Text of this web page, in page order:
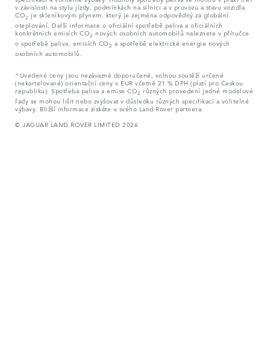
v závislosti na stylu jízdy, podmínkách na silnici a v provozu a stavu vozidla.
CO2 je skleníkovým plynem, který je zejména odpovědný za globální
oteplování. Další informace o oficiální spotřebě paliva a oficiálních
konkrétních emisích CO2 nových osobních automobilů naleznete v příručce
o spotřebě paliva, emisích CO2 a spotřebě elektrické energie nových
osobních automobilů.
^Uvedené ceny jsou nezávazné doporučené, volnou soutěží určené
(nekartelované) orientační ceny v EUR včetně 21 % DPH (platí pro Českou
republiku). Spotřeba paliva a emise CO2 různých provedení jedné modelové
řady se mohou lišit nebo zvyšovat v důsledku různých specifikací a volitelné
výbavy. Bližší informace získáte u svého Land Rover partnera.
© JAGUAR LAND ROVER LIMITED 2026